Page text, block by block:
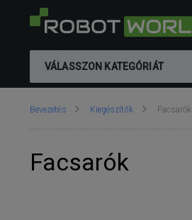
VÁLASSZON KATEGÓRIÁT
Ön
Bevezetés Kiegészítők Facsarók
Facsarók